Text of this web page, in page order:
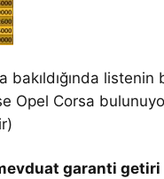
listenin
Opel Corsa
garanti getiri